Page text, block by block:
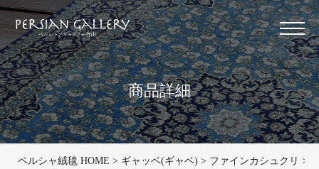
商品詳細
ペルシャ絨毯 HOME ギャッベ(ギャベ) ファインカシュクリ